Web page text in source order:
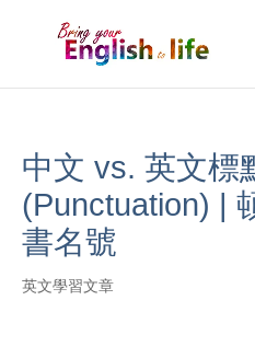
中文 vs. 英文標
(Punctuation) |
書名號
英文學習文章